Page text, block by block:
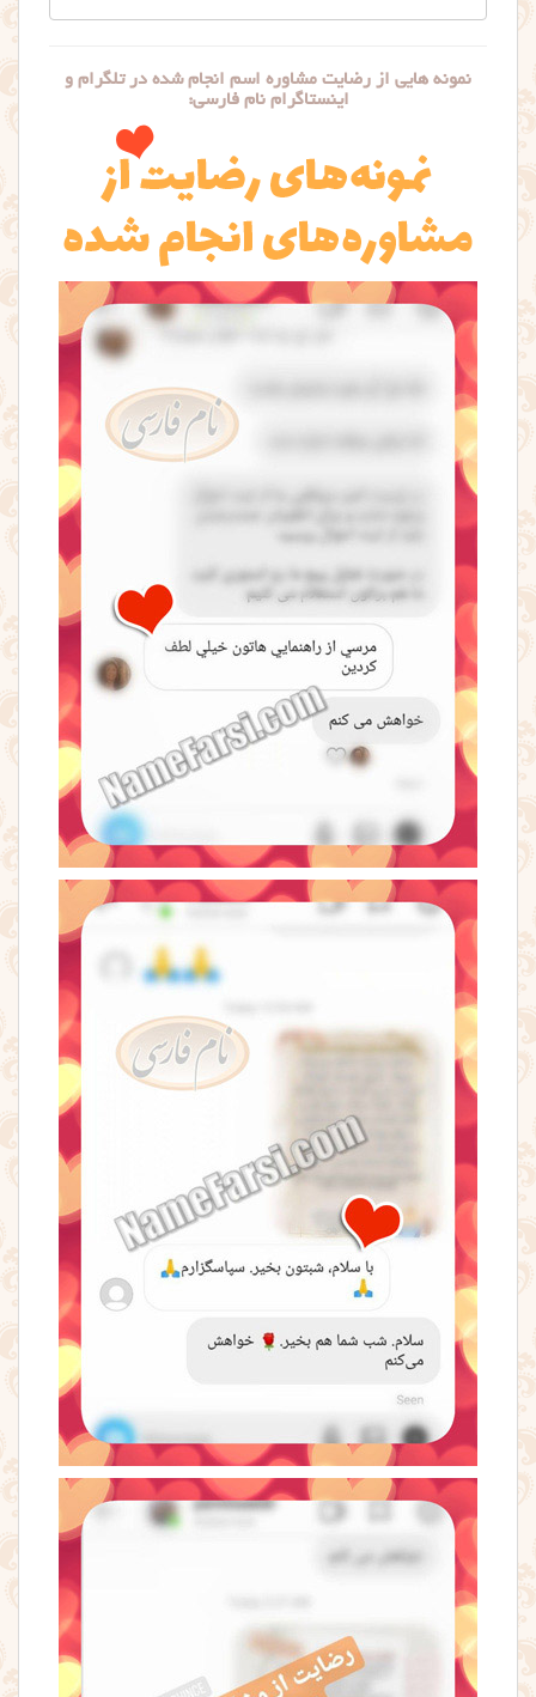
نمونه هایی از رضایت مشاوره اسم انجام شده در تلگرام و
اینستاگرام نام فارسی: